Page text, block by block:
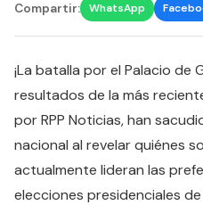
Compartir: WhatsApp
¡La batalla por el Palacio de
resultados de la más
por RPP Noticias, han
nacional al revelar quiénes
actualmente lideran las
elecciones presidenciales